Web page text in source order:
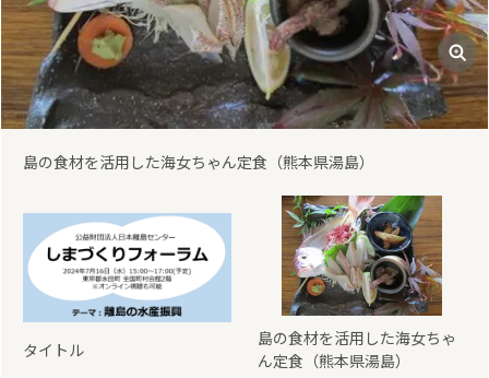
キビナゴ加工の様子（鹿児島県甑島）
タイトル
島の食材を活用した海女ちゃ
ん定食（熊本県湯島）